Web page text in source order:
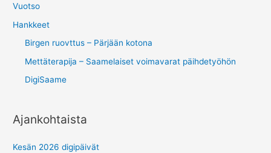
Vuotso
Hankkeet
Birgen ruovttus – Pärjään kotona
Mettäterapija – Saamelaiset voimavarat päihdetyöhön
DigiSaame
Ajankohtaista
Kesän 2026 digipäivät